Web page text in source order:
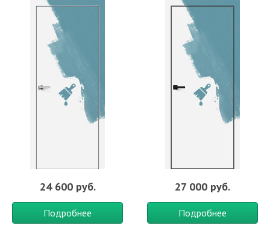
24 600 руб.
Подробнее
27 000 руб.
Подробнее